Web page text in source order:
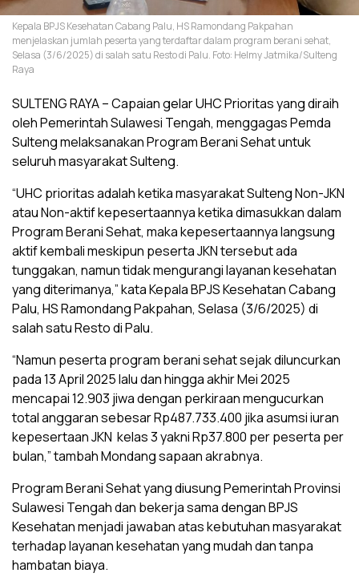
Kepala BPJS Kesehatan Cabang Palu, HS Ramondang Pakpahan
menjelaskan jumlah peserta yang terdaftar dalam program berani sehat,
Selasa (3/6/2025) di salah satu Resto di Palu. Foto: Helmy Jatmika/Sulteng
Raya
SULTENG RAYA – Capaian gelar UHC Prioritas yang diraih
oleh Pemerintah Sulawesi Tengah, menggagas Pemda
Sulteng melaksanakan Program Berani Sehat untuk
seluruh masyarakat Sulteng.
“UHC prioritas adalah ketika masyarakat Sulteng Non-JKN
atau Non-aktif kepesertaannya ketika dimasukkan dalam
Program Berani Sehat, maka kepesertaannya langsung
aktif kembali meskipun peserta JKN tersebut ada
tunggakan, namun tidak mengurangi layanan kesehatan
yang diterimanya,” kata Kepala BPJS Kesehatan Cabang
Palu, HS Ramondang Pakpahan, Selasa (3/6/2025) di
salah satu Resto di Palu.
“Namun peserta program berani sehat sejak diluncurkan
pada 13 April 2025 lalu dan hingga akhir Mei 2025
mencapai 12.903 jiwa dengan perkiraan mengucurkan
total anggaran sebesar Rp487.733.400 jika asumsi iuran
kepesertaan JKN kelas 3 yakni Rp37.800 per peserta per
bulan,” tambah Mondang sapaan akrabnya.
Program Berani Sehat yang diusung Pemerintah Provinsi
Sulawesi Tengah dan bekerja sama dengan BPJS
Kesehatan menjadi jawaban atas kebutuhan masyarakat
terhadap layanan kesehatan yang mudah dan tanpa
hambatan biaya.